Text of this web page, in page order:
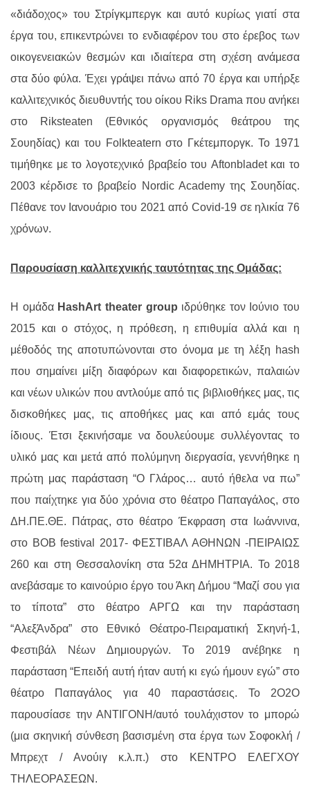
«διάδοχος» του Στρίγκμπεργκ και αυτό κυρίως γιατί στα
έργα του, επικεντρώνει το ενδιαφέρον του στο έρεβος των
οικογενειακών θεσμών και ιδιαίτερα στη σχέση ανάμεσα
στα δύο φύλα. Έχει γράψει πάνω από 70 έργα και υπήρξε
καλλιτεχνικός διευθυντής του οίκου Riks Drama που ανήκει
στο Riksteaten (Εθνικός οργανισμός θεάτρου της
Σουηδίας) και του Folkteatern στο Γκέτεμποργκ. Το 1971
τιμήθηκε με το λογοτεχνικό βραβείο του Aftonbladet και το
2003 κέρδισε το βραβείο Nordic Academy της Σουηδίας.
Πέθανε τον Ιανουάριο του 2021 από Covid-19 σε ηλικία 76
χρόνων.
Παρουσίαση καλλιτεχνικής ταυτότητας της Ομάδας:
Η ομάδα HashArt theater group ιδρύθηκε τον Ιούνιο του
2015 και ο στόχος, η πρόθεση, η επιθυμία αλλά και η
μέθοδός της αποτυπώνονται στο όνομα με τη λέξη hash
που σημαίνει μίξη διαφόρων και διαφορετικών, παλαιών
και νέων υλικών που αντλούμε από τις βιβλιοθήκες μας, τις
δισκοθήκες μας, τις αποθήκες μας και από εμάς τους
ίδιους. Έτσι ξεκινήσαμε να δουλεύουμε συλλέγοντας το
υλικό μας και μετά από πολύμηνη διεργασία, γεννήθηκε η
πρώτη μας παράσταση “Ο Γλάρος… αυτό ήθελα να πω”
που παίχτηκε για δύο χρόνια στο θέατρο Παπαγάλος, στο
ΔΗ.ΠΕ.ΘΕ. Πάτρας, στο θέατρο Έκφραση στα Ιωάννινα,
στο ΒΟΒ festival 2017- ΦΕΣΤΙΒΑΛ ΑΘΗΝΩΝ -ΠΕΙΡΑΙΩΣ
260 και στη Θεσσαλονίκη στα 52α ΔΗΜΗΤΡΙΑ. Το 2018
ανεβάσαμε το καινούριο έργο του Άκη Δήμου “Μαζί σου για
το τίποτα” στο θέατρο ΑΡΓΩ και την παράσταση
“ΑλεξΆνδρα” στο Εθνικό Θέατρο-Πειραματική Σκηνή-1,
Φεστιβάλ Νέων Δημιουργών. Το 2019 ανέβηκε η
παράσταση “Επειδή αυτή ήταν αυτή κι εγώ ήμουν εγώ” στο
θέατρο Παπαγάλος για 40 παραστάσεις. Το 2Ο2Ο
παρουσίασε την ΑΝΤΙΓΟΝΗ/αυτό τουλάχιστον το μπορώ
(μια σκηνική σύνθεση βασισμένη στα έργα των Σοφοκλή /
Μπρεχτ / Ανούιγ κ.λ.π.) στο ΚΕΝΤΡΟ ΕΛΕΓΧΟΥ
ΤΗΛΕΟΡΑΣΕΩΝ.